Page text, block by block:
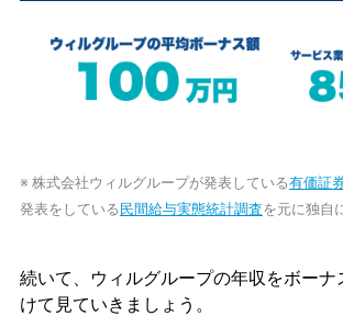
※ 株式会社ウィルグループが発表している有価証
発表をしている 民間給与実態統計調査を元に独自
続いて、ウィルグループの年収をボーナ
けて見ていきましょう。